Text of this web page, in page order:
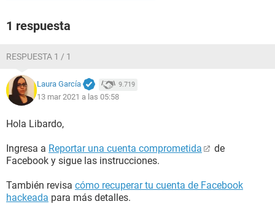
1 respuesta
RESPUESTA 1 / 1
Laura García 9.719
13 mar 2021 a las 05:58
Hola Libardo,
Ingresa a Reportar una cuenta comprometida
de
Facebook y sigue las instrucciones.
También revisa cómo recuperar tu cuenta de Facebook
hackeada para más detalles.